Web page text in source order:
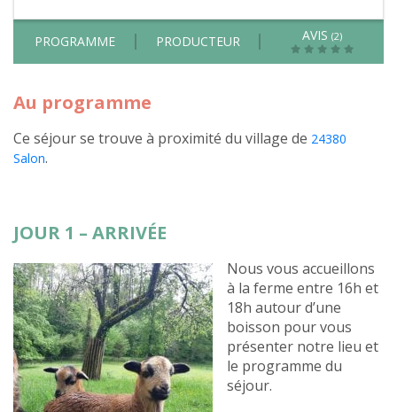
PROGRAMME PRODUCTEUR AVIS (2)
Au programme
Ce séjour se trouve à proximité du village de 24380
Salon.
JOUR 1 – ARRIVÉE
Nous vous accueillons
à la ferme entre 16h et
18h autour d’une
boisson pour vous
présenter notre lieu et
le programme du
séjour.